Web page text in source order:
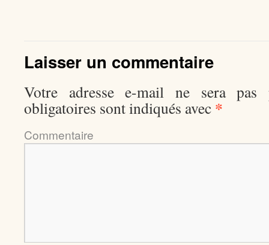
Laisser un commentaire
Votre adresse e-mail ne sera pas
obligatoires sont indiqués avec *